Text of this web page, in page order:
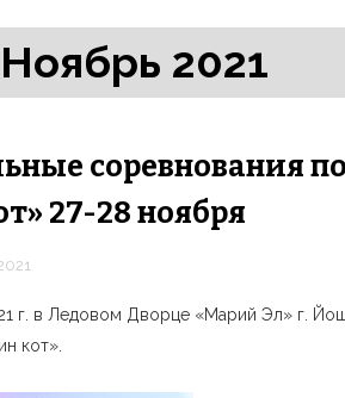
2021
соревнования
27-28 ноября
г. в Ледовом Дворце «Марий Эл» г.
кот».